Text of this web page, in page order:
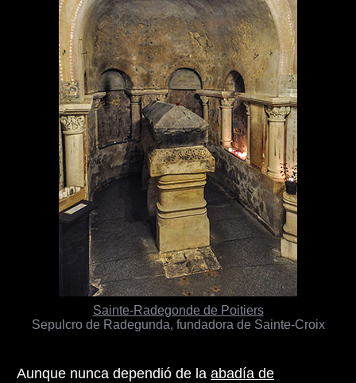
Sainte-Radegonde de Poitiers
Sepulcro de Radegunda, fundadora de Sainte-Croix
Aunque nunca dependió de la abadía de